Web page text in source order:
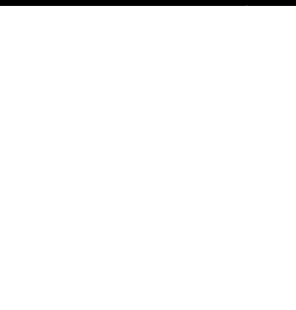
07.806.186/